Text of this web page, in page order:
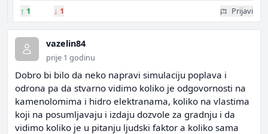
↑ 1 ↓ 1 Prijavi
vazelin84
prije 1 godinu
Dobro bi bilo da neko napravi simulaciju poplava i
odrona pa da stvarno vidimo koliko je odgovornosti na
kamenolomima i hidro elektranama, koliko na vlastima
koji na posumljavaju i izdaju dozvole za gradnju i da
vidimo koliko je u pitanju ljudski faktor a koliko sama